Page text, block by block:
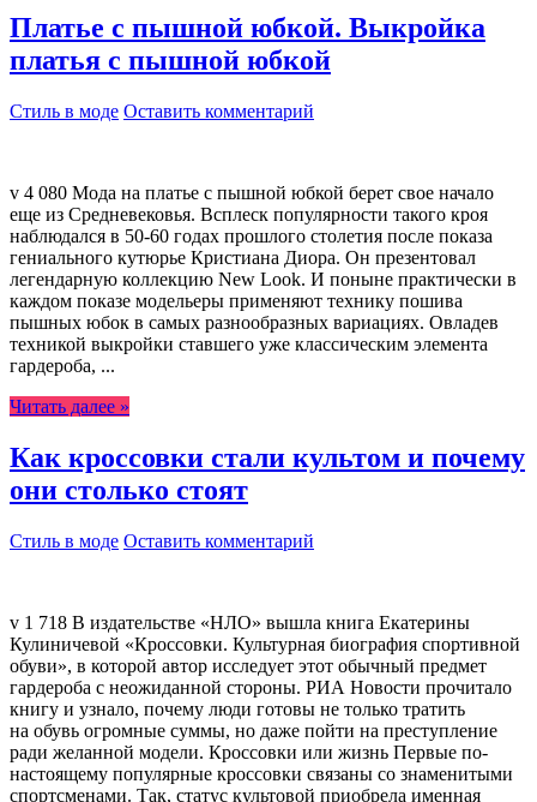
Платье с пышной юбкой. Выкройка
платья с пышной юбкой
Стиль в моде Оставить комментарий
v 4 080 Мода на платье с пышной юбкой берет свое начало
еще из Средневековья. Всплеск популярности такого кроя
наблюдался в 50-60 годах прошлого столетия после показа
гениального кутюрье Кристиана Диора. Он презентовал
легендарную коллекцию New Look. И поныне практически в
каждом показе модельеры применяют технику пошива
пышных юбок в самых разнообразных вариациях. Овладев
техникой выкройки ставшего уже классическим элемента
гардероба, ...
Читать далее »
Как кроссовки стали культом и почему
они столько стоят
Стиль в моде Оставить комментарий
v 1 718 В издательстве «НЛО» вышла книга Екатерины
Кулиничевой «Кроссовки. Культурная биография спортивной
обуви», в которой автор исследует этот обычный предмет
гардероба с неожиданной стороны. РИА Новости прочитало
книгу и узнало, почему люди готовы не только тратить
на обувь огромные суммы, но даже пойти на преступление
ради желанной модели. Кроссовки или жизнь Первые по-
настоящему популярные кроссовки связаны со знаменитыми
спортсменами. Так, статус культовой приобрела именная